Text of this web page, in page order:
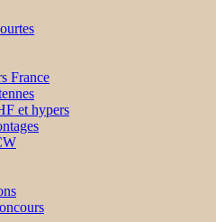
France
et hypers